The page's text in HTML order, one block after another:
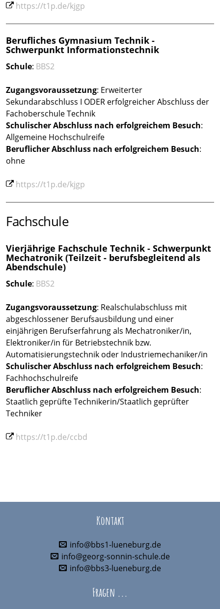
https://t1p.de/kjgp
Berufliches Gymnasium Technik -
Schwerpunkt Informationstechnik
Schule: BBS2
Zugangsvoraussetzung: Erweiterter
Sekundarabschluss I ODER erfolgreicher Abschluss der
Fachoberschule Technik
Schulischer Abschluss nach erfolgreichem Besuch:
Allgemeine Hochschulreife
Beruflicher Abschluss nach erfolgreichem Besuch:
ohne
https://t1p.de/kjgp
Fachschule
Vierjährige Fachschule Technik - Schwerpunkt
Mechatronik (Teilzeit - berufsbegleitend als
Abendschule)
Schule: BBS2
Zugangsvoraussetzung: Realschulabschluss mit
abgeschlossener Berufsausbildung und einer
einjährigen Berufserfahrung als Mechatroniker/in,
Elektroniker/in für Betriebstechnik bzw.
Automatisierungstechnik oder Industriemechaniker/in
Schulischer Abschluss nach erfolgreichem Besuch:
Fachhochschulreife
Beruflicher Abschluss nach erfolgreichem Besuch:
Staatlich geprüfte Technikerin/Staatlich geprüfter
Techniker
https://t1p.de/ccbd
Kontakt
info@bbs1-lueneburg.de
info@georg-sonnin-schule.de
info@bbs3-lueneburg.de
Fragen ...